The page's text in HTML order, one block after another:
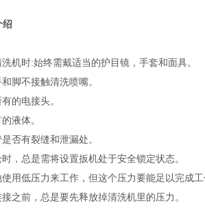
绍
机时:始终需戴适当的护目镜，手套和面具。
脚不接触清洗喷嘴。
的电接头。
液体。
否有裂缝和泄漏处。
，总是需将设置扳机处于安全锁定状态。
使用低压力来工作，但这个压力要能足以完成
之前，总是要先释放掉清洗机里的压力。